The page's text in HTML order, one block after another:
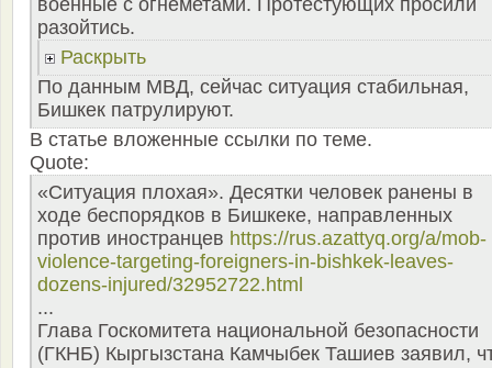
военные с огнеметами. Протестующих просили
разойтись.
Раскрыть
По данным МВД, сейчас ситуация стабильная,
Бишкек патрулируют.
В статье вложенные ссылки по теме.
Quote:
«Ситуация плохая». Десятки человек ранены в
ходе беспорядков в Бишкеке, направленных
против иностранцев https://rus.azattyq.org/a/mob-
violence-targeting-foreigners-in-bishkek-leaves-
dozens-injured/32952722.html
...
Глава Госкомитета национальной безопасности
(ГКНБ) Кыргызстана Камчыбек Ташиев заявил,